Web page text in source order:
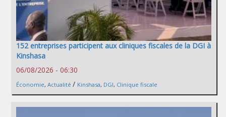
152 entreprises participent aux cliniques fiscales de la DGI à
Kinshasa
06/08/2026 - 06:30
Économie, Actualité / Kinshasa, DGI, Clinique fiscale